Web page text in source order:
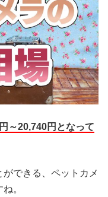
～20,740円となって
できる、ペットカメ
。